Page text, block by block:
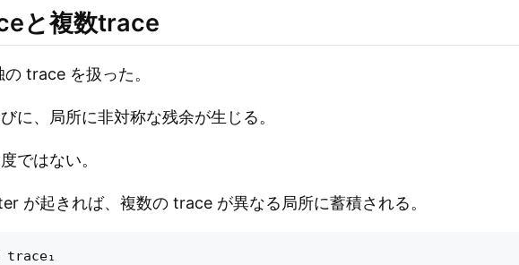
と複数trace
trace を扱った。
に、局所に非対称な残余が生じる。
ではない。
が起きれば、複数の trace が異なる局所に蓄積される。
trace₁